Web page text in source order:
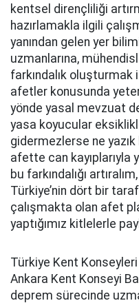
kentsel dirençliliği
hazırlamakla ilgili
yanından gelen yer
uzmanlarına,
farkındalık
afetler konusunda
yönde yasal mevzuat
yasa koyucular
gidermezlerse ne
afette can kayıplarıyla
bu farkındalığı
Türkiye’nin dört bir
çalışmakta olan afet
yaptığımız kitlelerle
Türkiye Kent
Ankara Kent Konseyi
deprem sürecinde